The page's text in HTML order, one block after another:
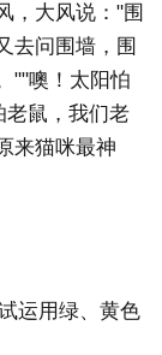
，大风说："围
去问围墙，围
""噢！太阳怕
老鼠，我们老
来猫咪最神
运用绿、黄色